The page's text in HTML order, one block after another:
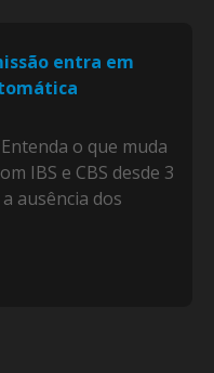
entra em
o que muda
IBS e CBS desde 3
ausência dos